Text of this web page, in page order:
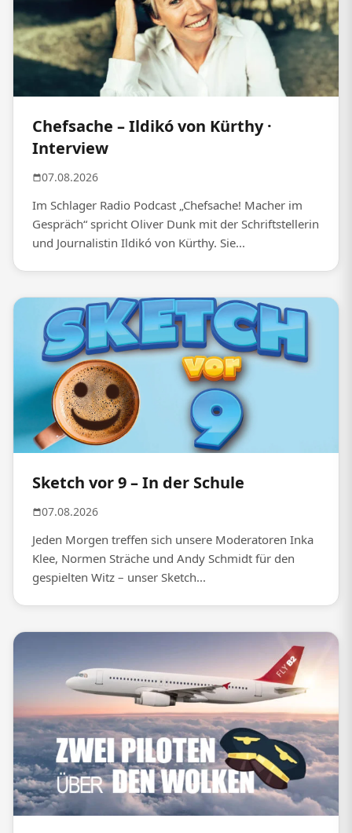
Chefsache – Ildikó von Kürthy ·
Interview
07.08.2026
Im Schlager Radio Podcast „Chefsache! Macher im
Gespräch“ spricht Oliver Dunk mit der Schriftstellerin
und Journalistin Ildikó von Kürthy. Sie...
Sketch vor 9 – In der Schule
07.08.2026
Jeden Morgen treffen sich unsere Moderatoren Inka
Klee, Normen Sträche und Andy Schmidt für den
gespielten Witz – unser Sketch...